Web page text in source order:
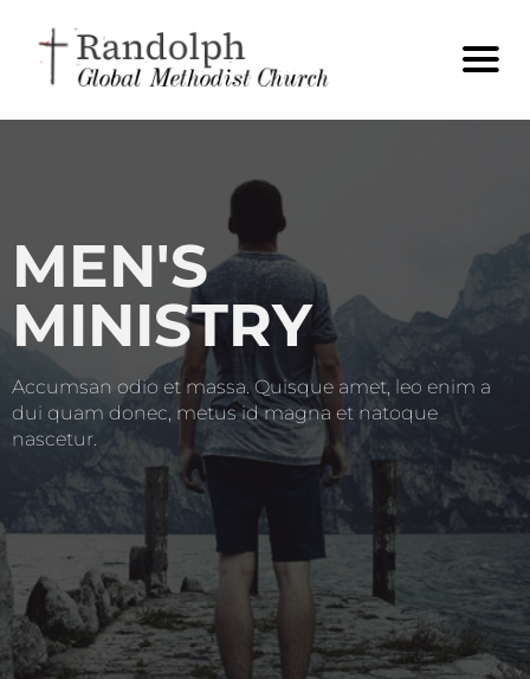
MEN'S
MINISTRY
Accumsan odio et massa. Quisque amet, leo enim a
dui quam donec, metus id magna et natoque
nascetur.